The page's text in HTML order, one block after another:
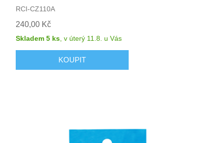
RCI-CZ110A
240,00 Kč
Skladem 5 ks ,v úterý 11.8. u Vás